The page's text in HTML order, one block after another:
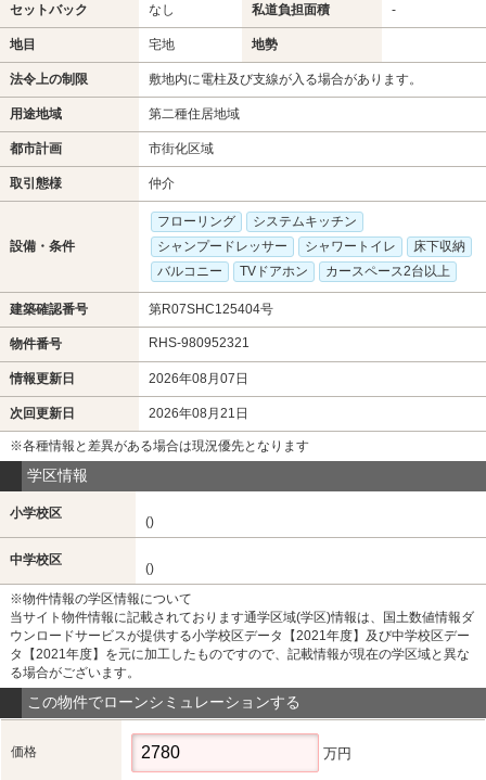
セットバック なし 私道負担面積 -
地目 宅地 地勢
法令上の制限 敷地内に電柱及び支線が入る場合があります。
用途地域 第二種住居地域
都市計画 市街化区域
取引態様 仲介
設備・条件
フローリング
システムキッチン
シャンプードレッサー
シャワートイレ
床下収納
バルコニー
TVドアホン カースペース2台以上
建築確認番号 第R07SHC125404号
物件番号 RHS-980952321
情報更新日 2026年08月07日
次回更新日 2026年08月21日
※各種情報と差異がある場合は現況優先となります
学区情報
小学校区
()
中学校区
()
※物件情報の学区情報について
当サイト物件情報に記載されております通学区域(学区)情報は、国土数値情報ダ
ウンロードサービスが提供する小学校区データ【2021年度】及び中学校区デー
タ【2021年度】を元に加工したものですので、記載情報が現在の学区域と異な
る場合がございます。
この物件でローンシミュレーションする
価格 万円